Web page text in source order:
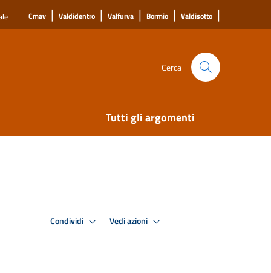
Cmav | Valdidentro | Valfurva | Bormio | Valdisotto |
Cerca
Tutti gli argomenti
Condividi Vedi azioni